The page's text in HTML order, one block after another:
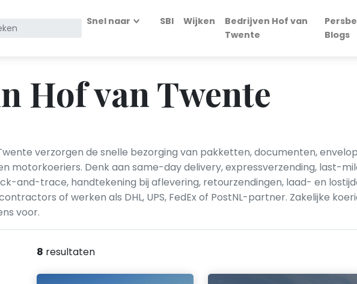
Snel naar SBI Wijken
Bedrijven Hof van
Twente
Blogs
Hof van Twente
verzorgen de snelle bezorging van pakketten, documenten,
motorkoeriers. Denk aan same-day delivery, expressverzending, last-
and-trace, handtekening bij aflevering, retourzendingen, laad- en
of werken als DHL, UPS, FedEx of PostNL-partner. Zakelijke
voor.
8 resultaten